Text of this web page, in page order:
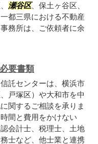
瀬谷区、保土ヶ谷区、
都三県における不動産
務所は、ご依頼者に余
要書類
託センターは、横浜市
戸塚区）や大和市を中
関するご相談を承りま
間と費用をかけない
会計士、税理士、土地
士など、他士業と連携